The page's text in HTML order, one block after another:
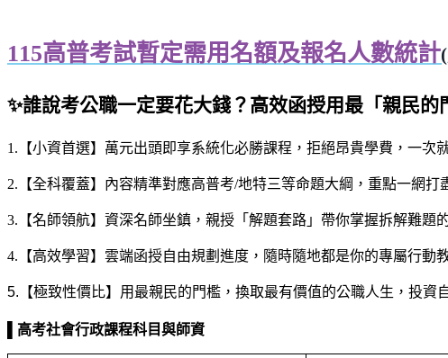
115高普考試暫定需用名額及報名人數統計
✨誰說考公職一定要花大錢？高效函授用最「親民的
1. 【小資首選】萬元出頭即享系統化必勝課程，拒絕昂貴學費，一次
2. 【全科覆蓋】內容精準對應高普考/地特三等命題大綱，重點一網打
3. 【名師領航】資深名師坐鎮，親授「解題套路」帶你掌握拆解難題
4. 【高效學習】雲端函授自由規劃進度，隨時隨地都是你的專屬行動
5. 【極致性價比】用最親民的門檻，換取最有價值的公職人生，投資
高考社會行政課程科目與師資